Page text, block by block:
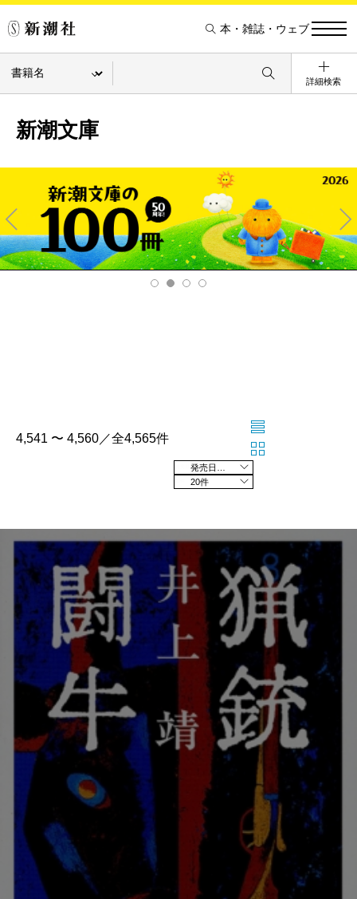
本・雑誌・ウェブ
詳細検索
新潮文庫
Pre
v
Ne
xt
4,541 〜 4,560／全4,565件
20件